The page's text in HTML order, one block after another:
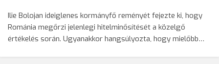
Ilie Bolojan ideiglenes kormányfő reményét fejezte ki, hogy
Románia megőrzi jelenlegi hitelminősítését a közelgő
értékelés során. Ugyanakkor hangsúlyozta, hogy mielőbb…